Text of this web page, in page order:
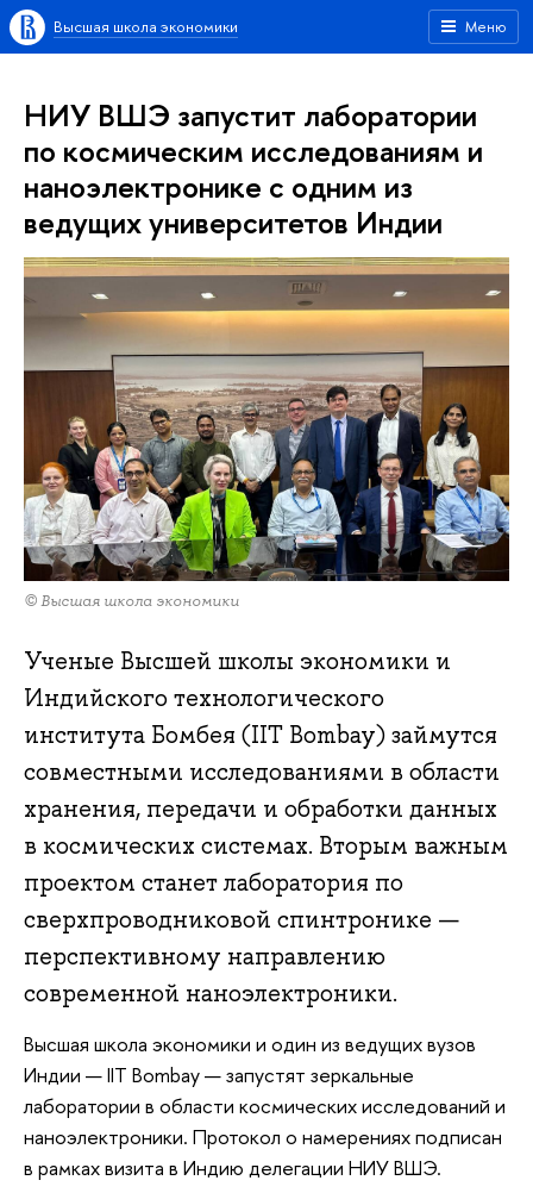
Меню
Высшая школа экономики
НИУ ВШЭ запустит лаборатории
по космическим исследованиям и
наноэлектронике с одним из
ведущих университетов Индии
© Высшая школа экономики
Ученые Высшей школы экономики и
Индийского технологического
института Бомбея (IIT Bombay) займутся
совместными исследованиями в области
хранения, передачи и обработки данных
в космических системах. Вторым важным
проектом станет лаборатория по
сверхпроводниковой спинтронике —
перспективному направлению
современной наноэлектроники.
Высшая школа экономики и один из ведущих вузов
Индии — IIT Bombay — запустят зеркальные
лаборатории в области космических исследований и
наноэлектроники. Протокол о намерениях подписан
в рамках визита в Индию делегации НИУ ВШЭ.